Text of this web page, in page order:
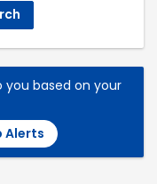
you based on your
Alerts